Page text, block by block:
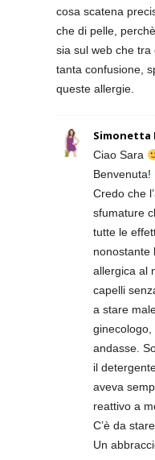
cosa scatena
che di pelle,
sia sul web che
tanta confusione,
queste allergie.
Simonetta
Ciao Sara
Benvenuta!
Credo che
sfumature
tutte le
nonostante
allergica al
capelli
a stare
ginecologo,
andasse.
il
aveva
reattivo a
C’è da
Un